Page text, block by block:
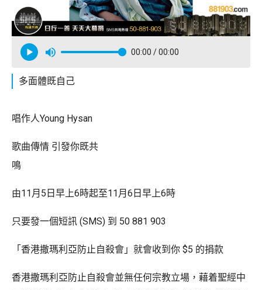
00:00 / 00:00
多面體既自己
唱作人Young Hysan
歌曲傳情 引發你既共
鳴
由11月5日早上6時起至11月6日早上6時
只要發一個短訊 (SMS) 到 50 881 903
「香港撒瑪利亞防止自殺會」就會收到你 $5 的捐款
香港撒瑪利亞防止自殺會並無任何宗教立場，藉着聖經中